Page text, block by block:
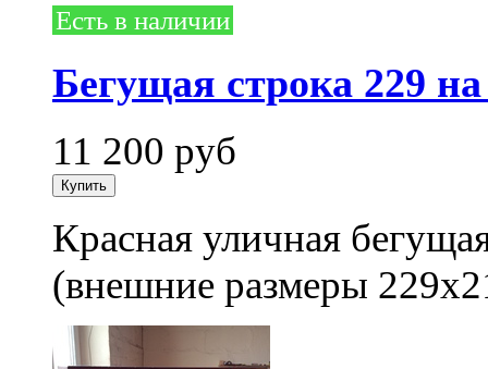
Есть в наличии
Бегущая строка 229
11 200 руб
Красная уличная
(внешние размеры